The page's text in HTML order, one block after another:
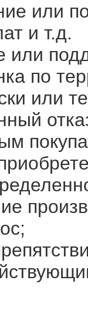
или
и т.д.
по
или